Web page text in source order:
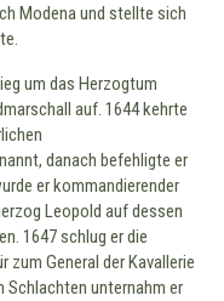
Modena und stellte sich
um das Herzogtum
auf. 1644 kehrte
danach befehligte er
er kommandierender
Leopold auf dessen
1647 schlug er die
General der Kavallerie
Schlachten unternahm er